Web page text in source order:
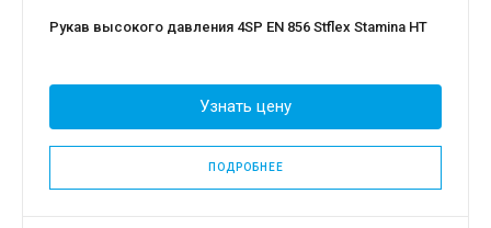
Рукав высокого давления 4SP EN 856 Stflex Stamina HT
Узнать цену
ПОДРОБНЕЕ